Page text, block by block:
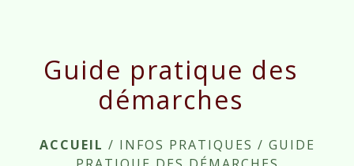
Guide pratique des
démarches
ACCUEIL / INFOS PRATIQUES / GUIDE